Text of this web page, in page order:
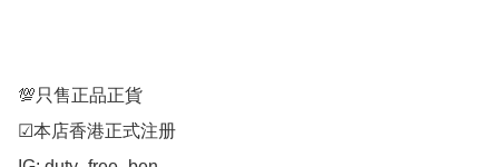
💯只售正品正貨
☑︎本店香港正式注册